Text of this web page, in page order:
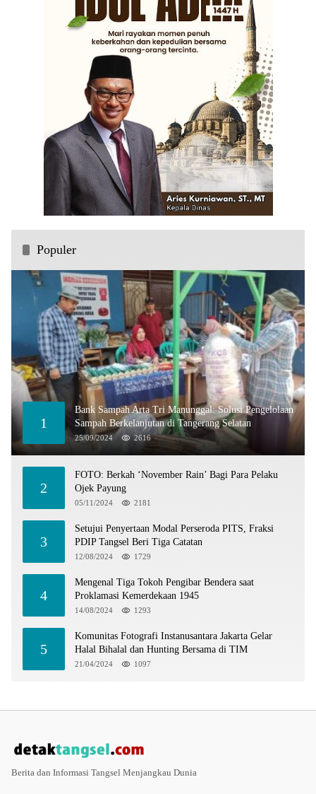
Populer
1
Bank Sampah Arta Tri Manunggal: Solusi Pengelolaan
Sampah Berkelanjutan di Tangerang Selatan
25/09/2024 2616
2
FOTO: Berkah ‘November Rain’ Bagi Para Pelaku
Ojek Payung
05/11/2024 2181
3
Setujui Penyertaan Modal Perseroda PITS, Fraksi
PDIP Tangsel Beri Tiga Catatan
12/08/2024 1729
4
Mengenal Tiga Tokoh Pengibar Bendera saat
Proklamasi Kemerdekaan 1945
14/08/2024 1293
5
Komunitas Fotografi Instanusantara Jakarta Gelar
Halal Bihalal dan Hunting Bersama di TIM
21/04/2024 1097
Berita dan Informasi Tangsel Menjangkau Dunia